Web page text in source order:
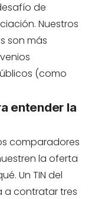
de
Nuestros
son más
(como
entender la
comparadores
la oferta
Un TIN del
a contratar tres